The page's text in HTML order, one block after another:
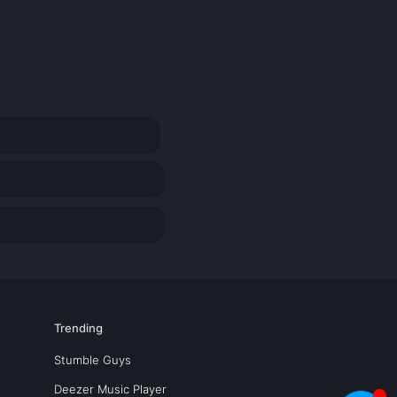
Trending
Stumble Guys
Deezer Music Player